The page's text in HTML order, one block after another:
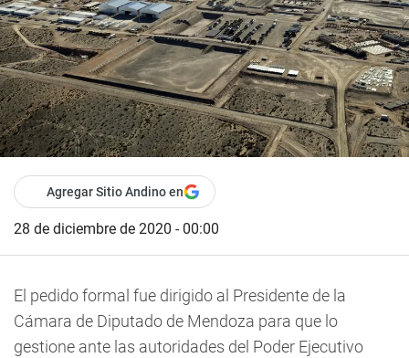
Agregar Sitio Andino en
28 de diciembre de 2020 - 00:00
El pedido formal fue dirigido al Presidente de la
Cámara de Diputado de Mendoza para que lo
gestione ante las autoridades del Poder Ejecutivo